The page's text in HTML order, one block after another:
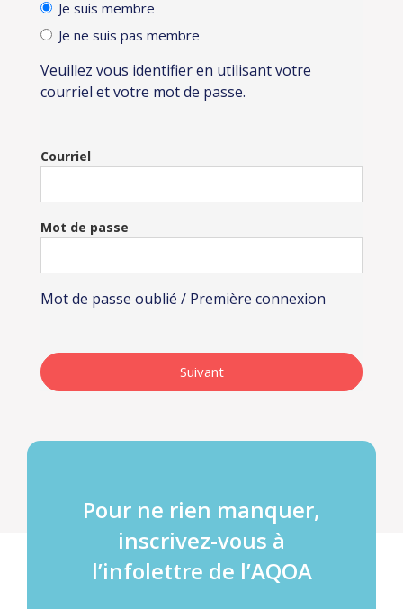
Je suis membre
Je ne suis pas membre
Veuillez vous identifier en utilisant votre
courriel et votre mot de passe.
Courriel
Mot de passe
Mot de passe oublié / Première connexion
Pour ne rien manquer,
inscrivez-vous à
l’infolettre de l’AQOA